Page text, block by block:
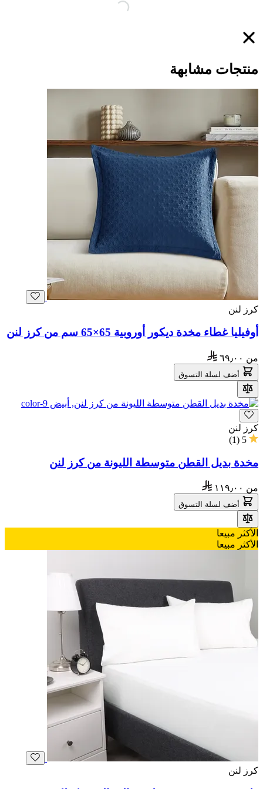
منتجات مشابهة
كرز لنن
أوفيليا غطاء مخدة ديكور أوروبية 65×65 سم من كرز لنن
من ٦٩٫٠٠
أضف لسلة التسوق
كرز لنن
5
(
1
)
مخدة بديل القطن متوسطة الليونة من كرز لنن
من ١١٩٫٠٠
أضف لسلة التسوق
الأكثر مبيعا
الأكثر مبيعا
كرز لنن